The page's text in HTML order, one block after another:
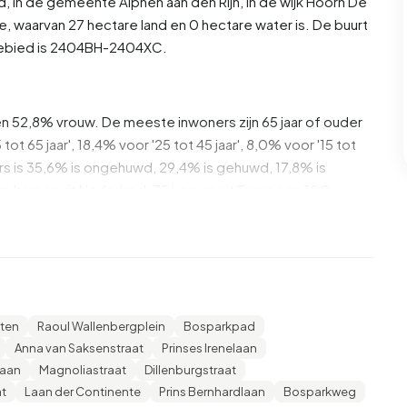
27 hectare land en 0 hectare water is. De buurt
is 2404BH-2404XC.
52,8% vrouw. De meeste inwoners zijn 65 jaar of ouder
65 jaar', 18,4% voor '25 tot 45 jaar', 8,0% voor '15 tot
is 35,6% is ongehuwd, 29,4% is gehuwd, 17,8% is
van €35.800. Per inwoner ligt het gemiddelde
het nationale gemiddelde van €29.200. De meeste
heeft HAVO, VWO of MBO 2-4, 32,1% heeft VMBO
Raoul Wallenbergplein
Bosparkpad
Anna van Saksenstraat
Prinses Irenelaan
Magnoliastraat
Dillenburgstraat
Laan der Continente Prins Bernhardlaan Bosparkweg